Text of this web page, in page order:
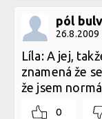
pól
26.8.2009
Líla: A jej,
znamená že
že jsem
0